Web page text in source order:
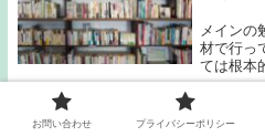
メインの
材で行っ
ては根本
ていけな
た、更
し周辺知
お問い合わせ プライバシーポリシー